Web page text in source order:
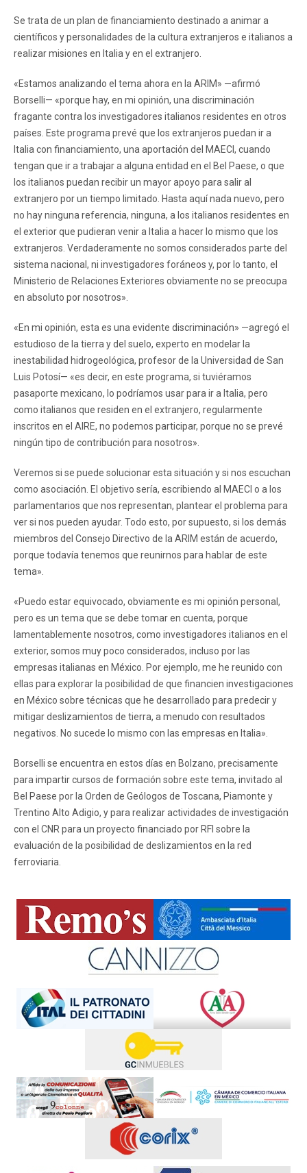
Se trata de un plan de financiamiento destinado a animar a
científicos y personalidades de la cultura extranjeros e italianos a
realizar misiones en Italia y en el extranjero.
«Estamos analizando el tema ahora en la ARIM» —afirmó
Borselli— «porque hay, en mi opinión, una discriminación
fragante contra los investigadores italianos residentes en otros
países. Este programa prevé que los extranjeros puedan ir a
Italia con financiamiento, una aportación del MAECI, cuando
tengan que ir a trabajar a alguna entidad en el Bel Paese, o que
los italianos puedan recibir un mayor apoyo para salir al
extranjero por un tiempo limitado. Hasta aquí nada nuevo, pero
no hay ninguna referencia, ninguna, a los italianos residentes en
el exterior que pudieran venir a Italia a hacer lo mismo que los
extranjeros. Verdaderamente no somos considerados parte del
sistema nacional, ni investigadores foráneos y, por lo tanto, el
Ministerio de Relaciones Exteriores obviamente no se preocupa
en absoluto por nosotros».
«En mi opinión, esta es una evidente discriminación» —agregó el
estudioso de la tierra y del suelo, experto en modelar la
inestabilidad hidrogeológica, profesor de la Universidad de San
Luis Potosí— «es decir, en este programa, si tuviéramos
pasaporte mexicano, lo podríamos usar para ir a Italia, pero
como italianos que residen en el extranjero, regularmente
inscritos en el AIRE, no podemos participar, porque no se prevé
ningún tipo de contribución para nosotros».
Veremos si se puede solucionar esta situación y si nos escuchan
como asociación. El objetivo sería, escribiendo al MAECI o a los
parlamentarios que nos representan, plantear el problema para
ver si nos pueden ayudar. Todo esto, por supuesto, si los demás
miembros del Consejo Directivo de la ARIM están de acuerdo,
porque todavía tenemos que reunirnos para hablar de este
tema».
«Puedo estar equivocado, obviamente es mi opinión personal,
pero es un tema que se debe tomar en cuenta, porque
lamentablemente nosotros, como investigadores italianos en el
exterior, somos muy poco considerados, incluso por las
empresas italianas en México. Por ejemplo, me he reunido con
ellas para explorar la posibilidad de que financien investigaciones
en México sobre técnicas que he desarrollado para predecir y
mitigar deslizamientos de tierra, a menudo con resultados
negativos. No sucede lo mismo con las empresas en Italia».
Borselli se encuentra en estos días en Bolzano, precisamente
para impartir cursos de formación sobre este tema, invitado al
Bel Paese por la Orden de Geólogos de Toscana, Piamonte y
Trentino Alto Adigio, y para realizar actividades de investigación
con el CNR para un proyecto financiado por RFI sobre la
evaluación de la posibilidad de deslizamientos en la red
ferroviaria.